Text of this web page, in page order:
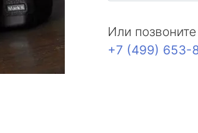
Или
+7 (499) 653-